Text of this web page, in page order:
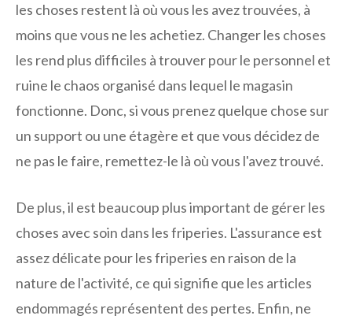
les choses restent là où vous les avez trouvées, à
moins que vous ne les achetiez. Changer les choses
les rend plus difficiles à trouver pour le personnel et
ruine le chaos organisé dans lequel le magasin
fonctionne. Donc, si vous prenez quelque chose sur
un support ou une étagère et que vous décidez de
ne pas le faire, remettez-le là où vous l'avez trouvé.
De plus, il est beaucoup plus important de gérer les
choses avec soin dans les friperies. L'assurance est
assez délicate pour les friperies en raison de la
nature de l'activité, ce qui signifie que les articles
endommagés représentent des pertes. Enfin, ne